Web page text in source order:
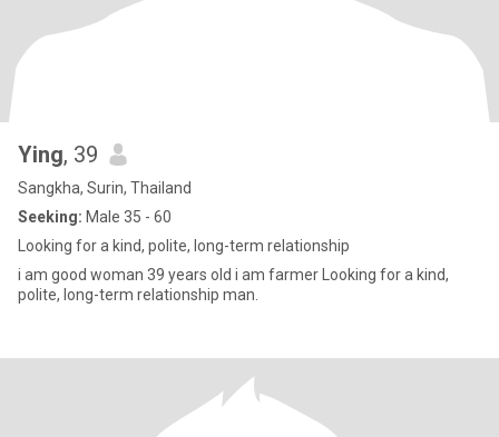
Ying, 39
Sangkha, Surin, Thailand
Seeking: Male 35 - 60
Looking for a kind, polite, long-term relationship
i am good woman 39 years old i am farmer Looking for a kind,
polite, long-term relationship man.